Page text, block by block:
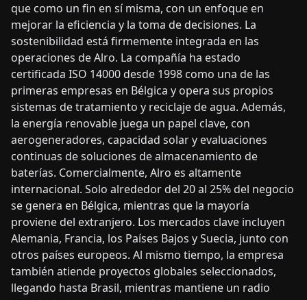
que como un fin en sí misma, con un enfoque en
mejorar la eficiencia y la toma de decisiones. La
sostenibilidad está firmemente integrada en las
operaciones de Alro. La compañía ha estado
certificada ISO 14000 desde 1998 como una de las
primeras empresas en Bélgica y opera sus propios
sistemas de tratamiento y reciclaje de agua. Además,
la energía renovable juega un papel clave, con
aerogeneradores, capacidad solar y evaluaciones
continuas de soluciones de almacenamiento de
baterías. Comercialmente, Alro es altamente
internacional. Solo alrededor del 20 al 25% del negocio
se genera en Bélgica, mientras que la mayoría
proviene del extranjero. Los mercados clave incluyen
Alemania, Francia, los Países Bajos y Suecia, junto con
otros países europeos. Al mismo tiempo, la empresa
también atiende proyectos globales seleccionados,
llegando hasta Brasil, mientras mantiene un radio